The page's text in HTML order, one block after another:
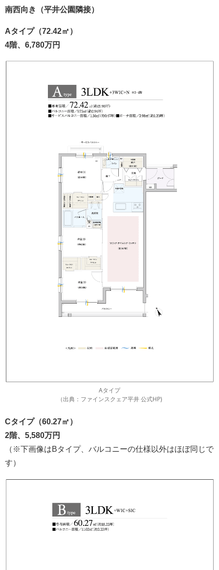
南西向き（平井公園隣接）
Aタイプ（72.42㎡）
4階、6,780万円
Aタイプ
（出典：ファインスクェア平井 公式HP)
Cタイプ（60.27㎡）
2階、5,580万円
（※下画像はBタイプ、バルコニーの仕様以外はほぼ同じで
す）